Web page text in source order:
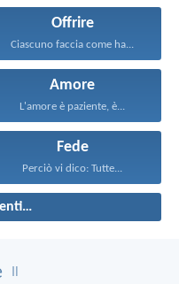
Offrire
Ciascuno faccia come ha...
Amore
L'amore è paziente, è...
Fede
Perciò vi dico: Tutte...